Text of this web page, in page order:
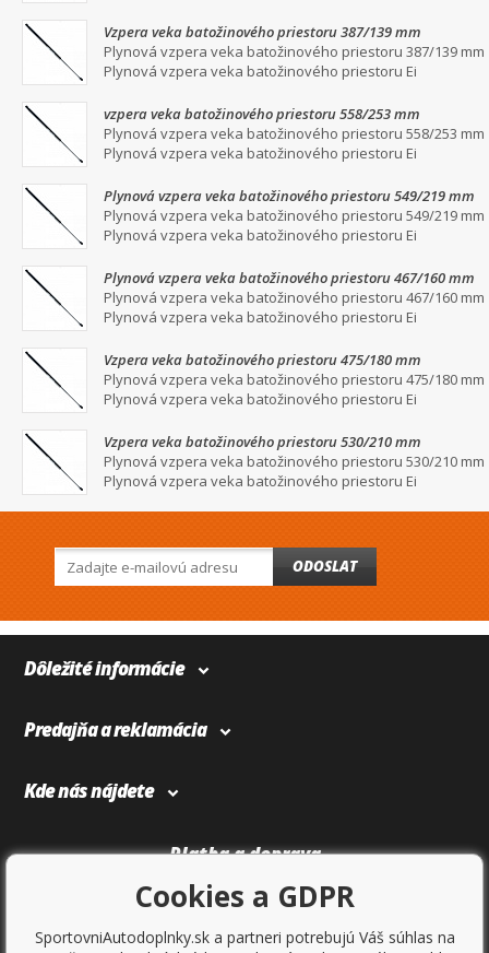
Vzpera veka batožinového priestoru 387/139 mm
Plynová vzpera veka batožinového priestoru 387/139 mm
Plynová vzpera veka batožinového priestoru Ei
vzpera veka batožinového priestoru 558/253 mm
Plynová vzpera veka batožinového priestoru 558/253 mm
Plynová vzpera veka batožinového priestoru Ei
Plynová vzpera veka batožinového priestoru 549/219 mm
Plynová vzpera veka batožinového priestoru 549/219 mm
Plynová vzpera veka batožinového priestoru Ei
Plynová vzpera veka batožinového priestoru 467/160 mm
Plynová vzpera veka batožinového priestoru 467/160 mm
Plynová vzpera veka batožinového priestoru Ei
Vzpera veka batožinového priestoru 475/180 mm
Plynová vzpera veka batožinového priestoru 475/180 mm
Plynová vzpera veka batožinového priestoru Ei
Vzpera veka batožinového priestoru 530/210 mm
Plynová vzpera veka batožinového priestoru 530/210 mm
Plynová vzpera veka batožinového priestoru Ei
ODOSLAT
Dôležité informácie
Predajňa a reklamácia
Kde nás nájdete
Platba a doprava
Cookies a GDPR
SportovniAutodoplnky.sk a partneri potrebujú Váš súhlas na